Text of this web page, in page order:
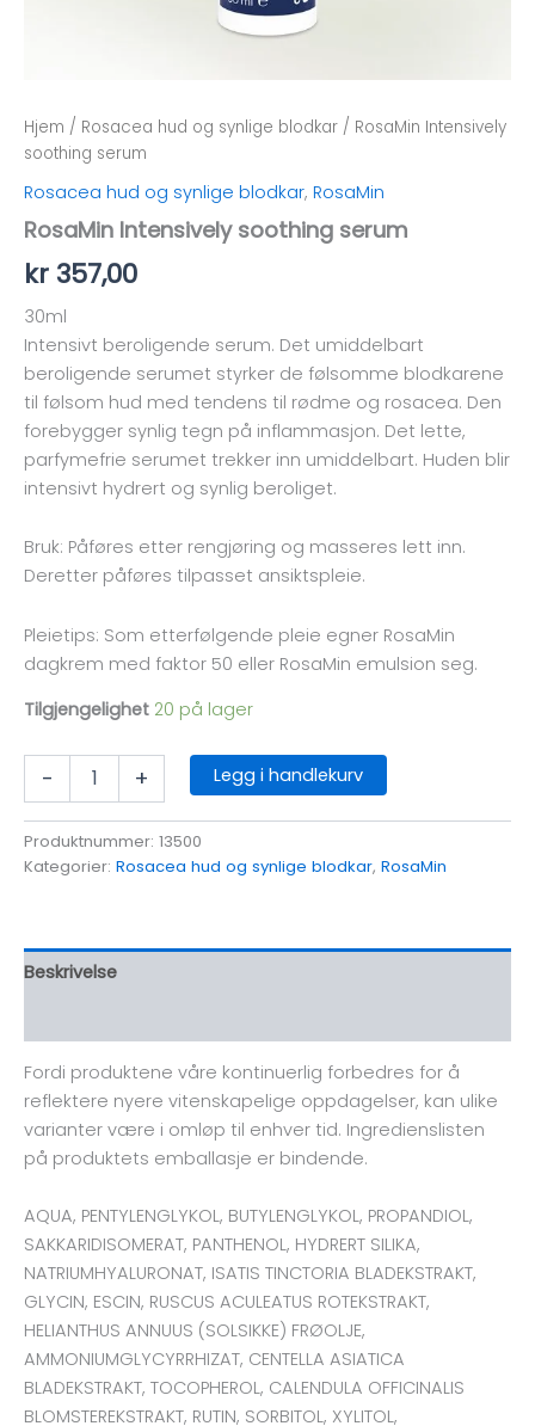
Hjem / Rosacea hud og synlige blodkar / RosaMin Intensively
soothing serum
Rosacea hud og synlige blodkar, RosaMin
RosaMin Intensively soothing serum
kr 357,00
30ml
Intensivt beroligende serum. Det umiddelbart
beroligende serumet styrker de følsomme blodkarene
til følsom hud med tendens til rødme og rosacea. Den
forebygger synlig tegn på inflammasjon. Det lette,
parfymefrie serumet trekker inn umiddelbart. Huden blir
intensivt hydrert og synlig beroliget.
Bruk: Påføres etter rengjøring og masseres lett inn.
Deretter påføres tilpasset ansiktspleie.
Pleietips: Som etterfølgende pleie egner RosaMin
dagkrem med faktor 50 eller RosaMin emulsion seg.
Tilgjengelighet 20 på lager
-
Intensively
serum
antall
+ Legg i handlekurv
Produktnummer: 13500
Kategorier: Rosacea hud og synlige blodkar, RosaMin
Beskrivelse
Fordi produktene våre kontinuerlig forbedres for å
reflektere nyere vitenskapelige oppdagelser, kan ulike
varianter være i omløp til enhver tid. Ingredienslisten
på produktets emballasje er bindende.
AQUA, PENTYLENGLYKOL, BUTYLENGLYKOL, PROPANDIOL,
SAKKARIDISOMERAT, PANTHENOL, HYDRERT SILIKA,
NATRIUMHYALURONAT, ISATIS TINCTORIA BLADEKSTRAKT,
GLYCIN, ESCIN, RUSCUS ACULEATUS ROTEKSTRAKT,
HELIANTHUS ANNUUS (SOLSIKKE) FRØOLJE,
AMMONIUMGLYCYRRHIZAT, CENTELLA ASIATICA
BLADEKSTRAKT, TOCOPHEROL, CALENDULA OFFICINALIS
BLOMSTEREKSTRAKT, RUTIN, SORBITOL, XYLITOL,